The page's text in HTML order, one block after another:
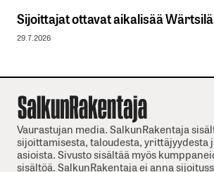
Sijoittajat ottavat aikalisää
29.7.2026
Vaurastujan media. SalkunRakentaja
sijoittamisesta, taloudesta, yrittäjyydesta
asioista. Sivusto sisältää myös
sisältöä. SalkunRakentaja ei anna